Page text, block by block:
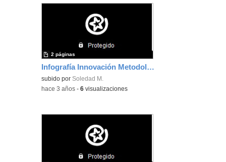
Infografía Innovación Metodológica
subido por Soledad M.
2 páginas
-hace 3 años -6 visualizaciones